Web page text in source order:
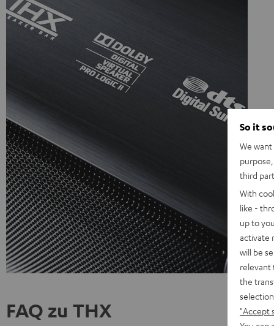
FAQ zu THX
So it
We
third
With
like -
up to
activate
will be
relevant
the
"Accept